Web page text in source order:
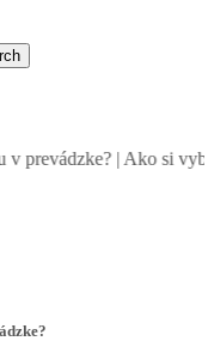
prevádzke?| Ako si